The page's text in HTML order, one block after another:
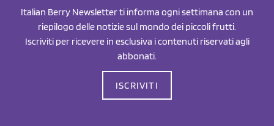
Italian Berry Newsletter ti informa ogni settimana con un
riepilogo delle notizie sul mondo dei piccoli frutti.
Iscriviti per ricevere in esclusiva i contenuti riservati agli
abbonati.
ISCRIVITI